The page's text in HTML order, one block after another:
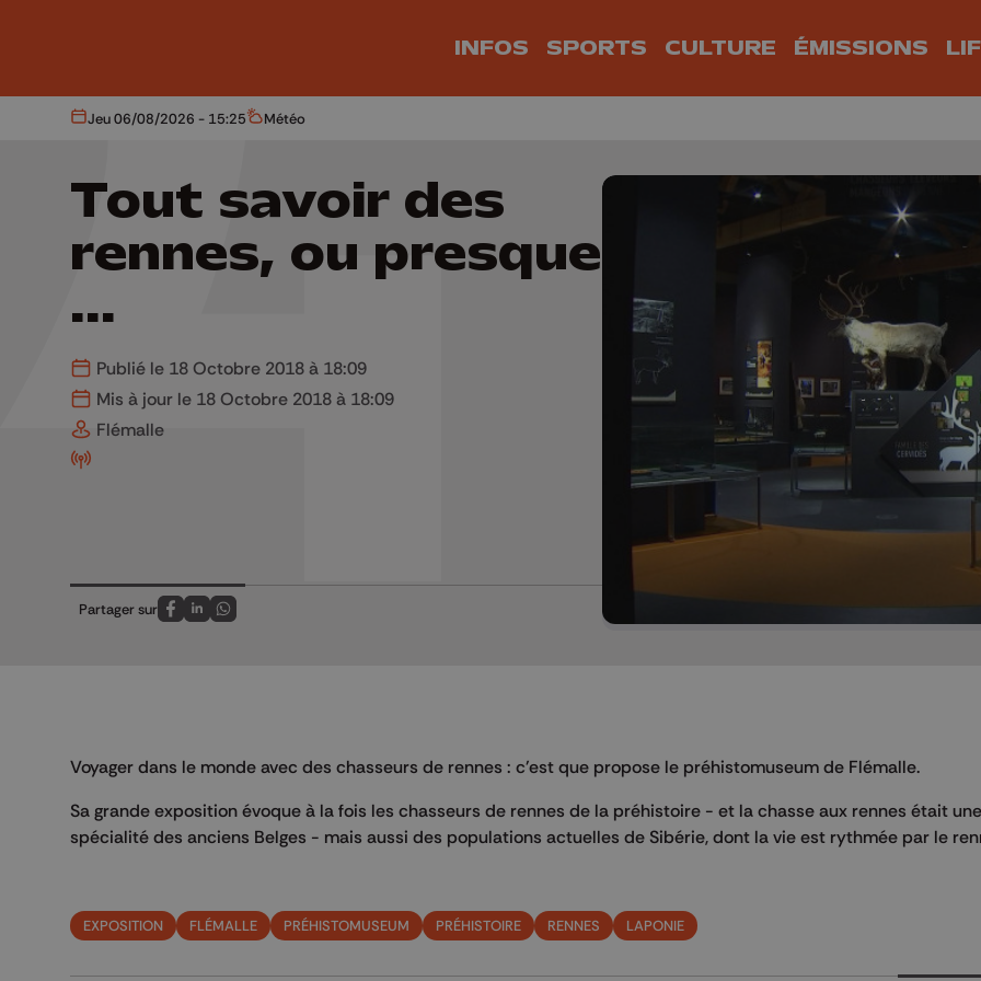
INFOS SPORTS CULTURE ÉMISSIONS
Aujourd'hui
Jeu 06/08/2026 - 15:25 Météo
Météo
Tout savoir des
rennes, ou presque
...
Publié le 18 Octobre 2018 à 18:09
Mis à jour le 18 Octobre 2018 à 18:09
Flémalle
Partager sur
Partagez sur FaceBook
Partagez sur LinkedIn
Partagez sur Whatsapp
Voyager dans le monde avec des chasseurs de rennes : c'est que propose le préhistomuseum de Flémalle.
Sa grande exposition évoque à la fois les chasseurs de rennes de la préhistoire - et la chasse aux rennes était
spécialité des anciens Belges - mais aussi des populations actuelles de Sibérie, dont la vie est rythmée par le
EXPOSITION FLÉMALLE PRÉHISTOMUSEUM PRÉHISTOIRE RENNES LAPONIE